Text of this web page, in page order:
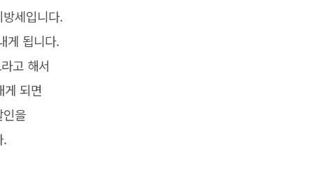
세입니다.
게 됩니다.
고 해서
되면
을
.